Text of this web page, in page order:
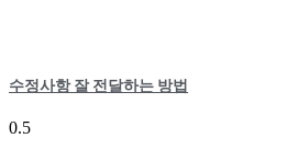
수정사항 잘 전달하는 방법